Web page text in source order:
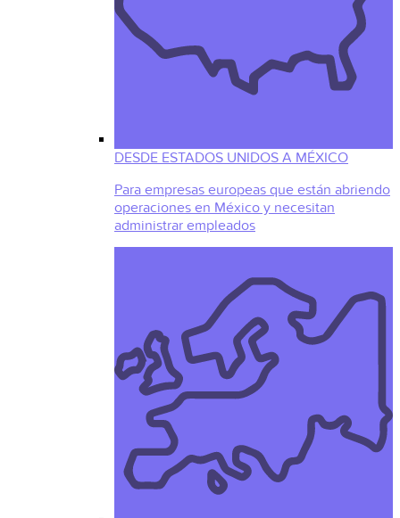
DESDE ESTADOS UNIDOS A MÉXICO
Para empresas europeas que están abriendo
operaciones en México y necesitan
administrar empleados